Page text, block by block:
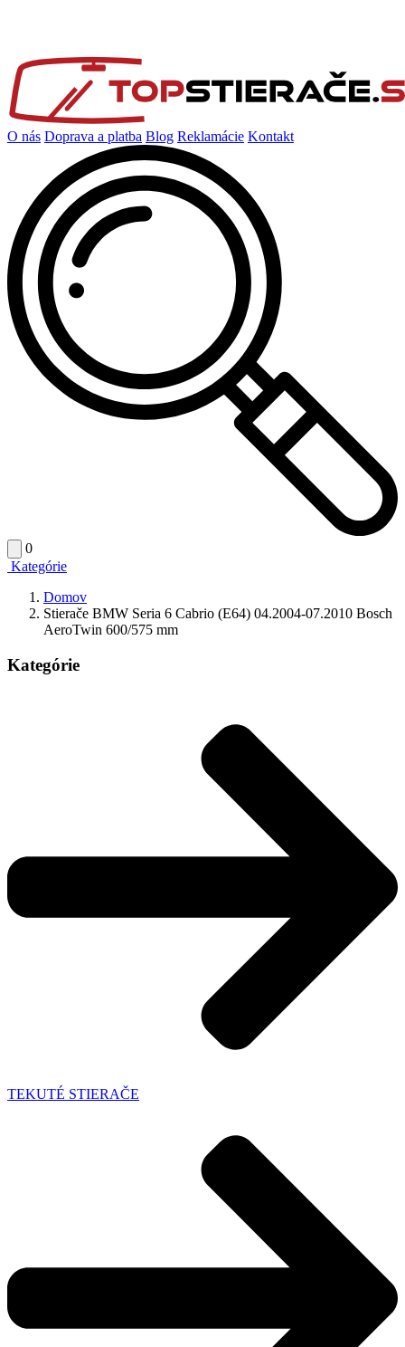
O nás Doprava a platba Blog Reklamácie Kontakt
0
Kategórie
Domov
Stierače BMW Seria 6 Cabrio (E64) 04.2004-07.2010 Bosch
AeroTwin 600/575 mm
Kategórie
TEKUTÉ STIERAČE